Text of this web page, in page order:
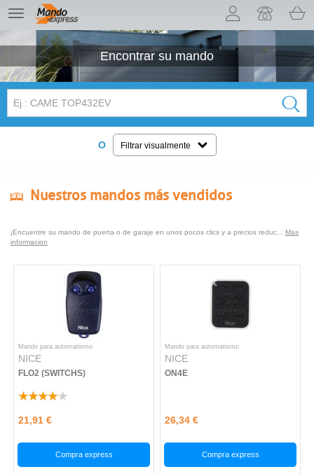
TE
navigation
Encontrar su mando
O Filtrar visualmente
Nuestros mandos más vendidos
¡Encuentre su mando de puerta o de garaje en unos pocos clics y a precios reduc... Mas
informacion
Mando para automatismo
NICE
FLO2 (SWITCHS)
21,91 €
Compra express
Mando para automatismo
NICE
ON4E
26,34 €
Compra express
¡Permítenos presentarte nuestras cookies!